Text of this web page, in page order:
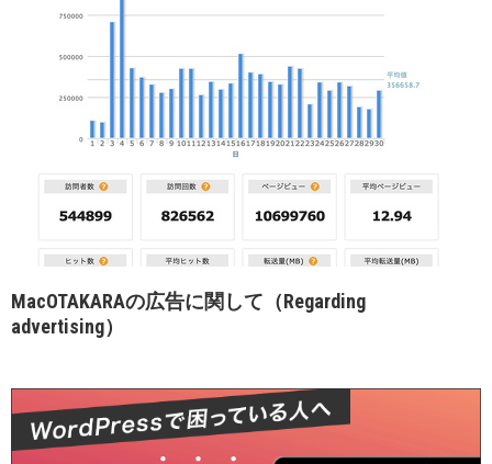
MacOTAKARAの広告に関して（Regarding
advertising）